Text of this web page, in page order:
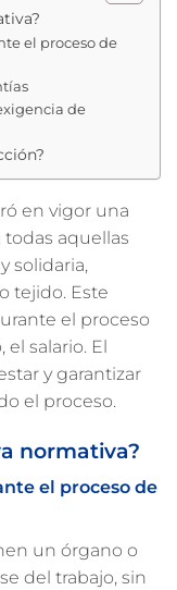
el proceso de
de
en vigor una
aquellas
solidaria,
tejido. Este
el proceso
salario. El
y garantizar
el proceso.
normativa?
el proceso de
un órgano o
del trabajo, sin